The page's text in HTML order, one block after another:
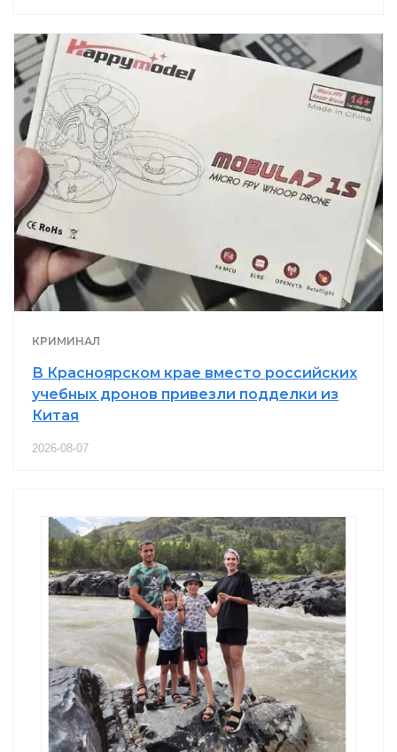
КРИМИНАЛ
В Красноярском крае вместо российских
учебных дронов привезли подделки из
Китая
2026-08-07